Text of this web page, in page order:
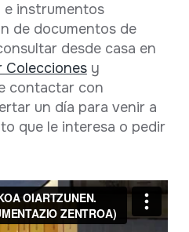
e instrumentos
de documentos de
desde casa en
Coleccionesy
contactar con
un día para venir a
que le interesa o pedir